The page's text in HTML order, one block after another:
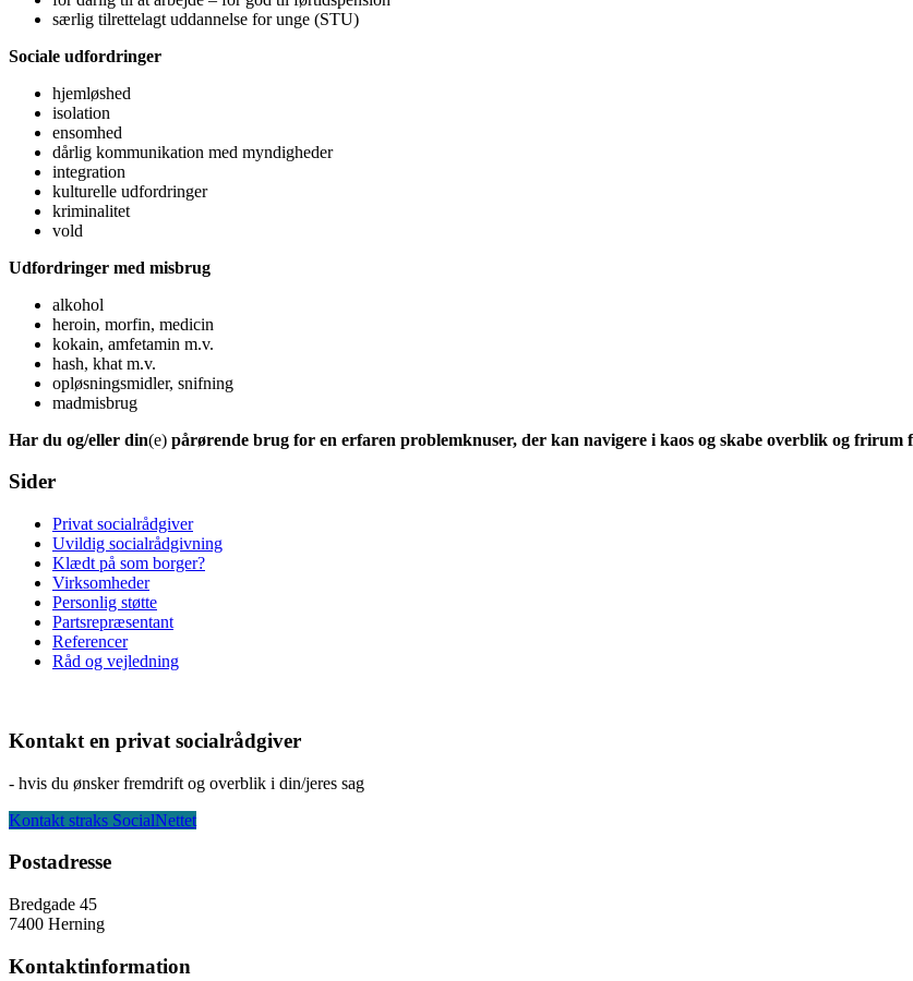
særlig tilrettelagt uddannelse for unge (STU)
Sociale udfordringer
hjemløshed
isolation
ensomhed
dårlig kommunikation med myndigheder
integration
kulturelle udfordringer
kriminalitet
vold
Udfordringer med misbrug
alkohol
heroin, morfin, medicin
kokain, amfetamin m.v.
hash, khat m.v.
opløsningsmidler, snifning
madmisbrug
Har du og/eller din(e) pårørende brug for en erfaren problemknuser, der kan navigere i kaos og skabe overblik og frirum
prim
Sider
Privat socialrådgiver
Uvildig socialrådgivning
Klædt på som borger?
Virksomheder
Personlig støtte
Partsrepræsentant
Referencer
Råd og vejledning
Kontakt en privat socialrådgiver
- hvis du ønsker fremdrift og overblik i din/jeres sag
Kontakt straks SocialNettet
Footer
Postadresse
Bredgade 45
7400 Herning
Kontaktinformation